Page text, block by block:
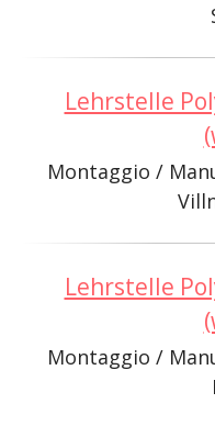
Lehrstelle
Montaggio /
Lehrstelle
Montaggio /